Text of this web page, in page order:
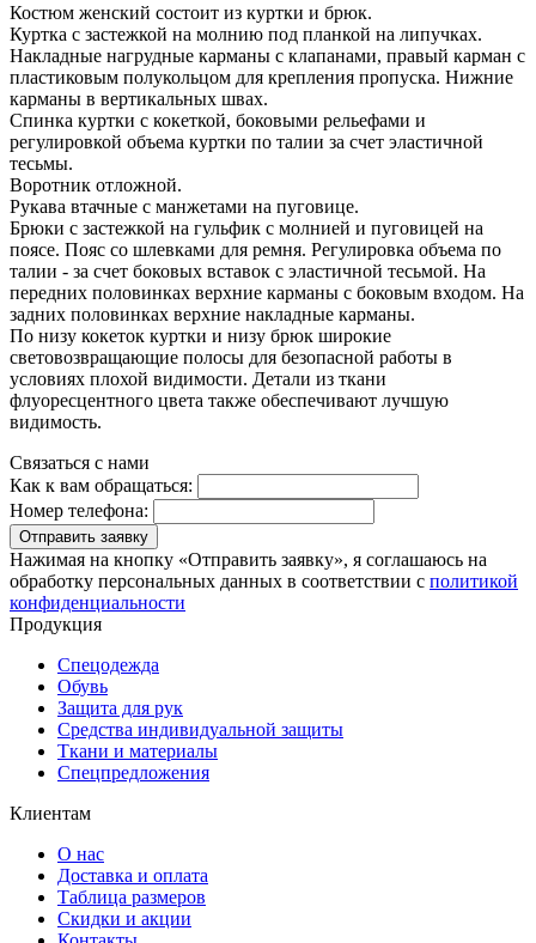
Костюм женский состоит из куртки и брюк.
Куртка с застежкой на молнию под планкой на липучках.
Накладные нагрудные карманы с клапанами, правый карман с
пластиковым полукольцом для крепления пропуска. Нижние
карманы в вертикальных швах.
Спинка куртки с кокеткой, боковыми рельефами и
регулировкой объема куртки по талии за счет эластичной
тесьмы.
Воротник отложной.
Рукава втачные с манжетами на пуговице.
Брюки с застежкой на гульфик с молнией и пуговицей на
поясе. Пояс со шлевками для ремня. Регулировка объема по
талии - за счет боковых вставок с эластичной тесьмой. На
передних половинках верхние карманы с боковым входом. На
задних половинках верхние накладные карманы.
По низу кокеток куртки и низу брюк широкие
световозвращающие полосы для безопасной работы в
условиях плохой видимости. Детали из ткани
флуоресцентного цвета также обеспечивают лучшую
видимость.
Связаться с нами
Как к вам обращаться:
Номер телефона:
Отправить заявку
Нажимая на кнопку «Отправить заявку», я соглашаюсь на
обработку персональных данных в соответствии с политикой
конфиденциальности
Продукция
Спецодежда
Обувь
Защита для рук
Средства индивидуальной защиты
Ткани и материалы
Спецпредложения
Клиентам
О нас
Доставка и оплата
Таблица размеров
Скидки и акции